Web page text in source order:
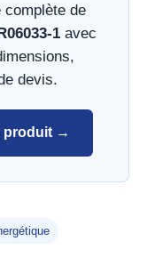
complète de
1 avec
devis.
produit →